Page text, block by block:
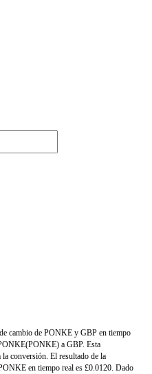
cambio de PONKE y GBP en tiempo
a GBP. Esta
conversión. El resultado de la
en tiempo real es £0.0120. Dado